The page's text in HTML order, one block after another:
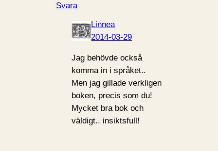
Svara
Linnea
2014-03-29
Jag behövde också
komma in i språket..
Men jag gillade verkligen
boken, precis som du!
Mycket bra bok och
väldigt.. insiktsfull!